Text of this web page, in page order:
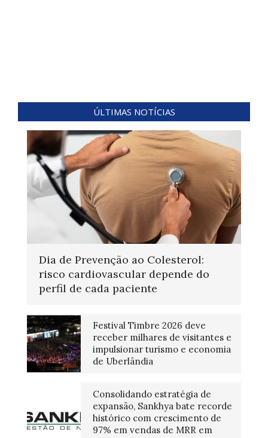
ÚLTIMAS NOTÍCIAS
Dia de Prevenção ao Colesterol:
risco cardiovascular depende do
perfil de cada paciente
Festival Timbre 2026 deve
receber milhares de visitantes e
impulsionar turismo e economia
de Uberlândia
Consolidando estratégia de
expansão, Sankhya bate recorde
histórico com crescimento de
97% em vendas de MRR em